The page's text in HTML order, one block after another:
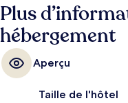
Plus
hébergement
Aperçu
Taille de l'hôtel